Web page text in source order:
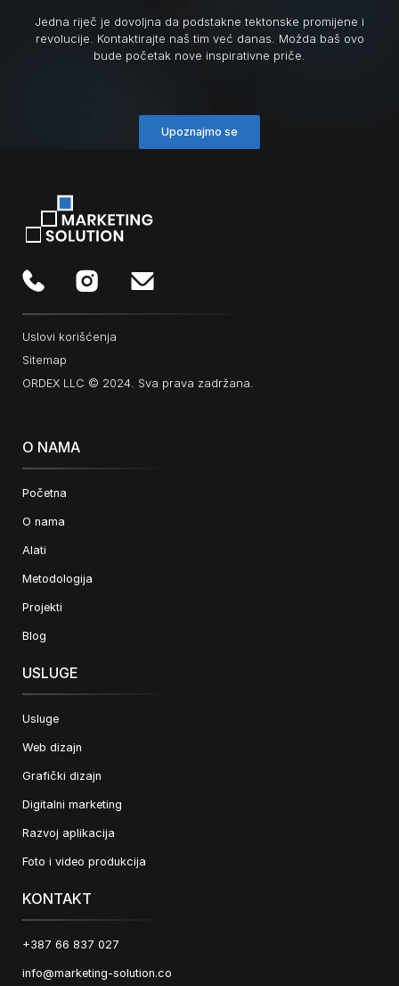
Jedna riječ je dovoljna da podstakne tektonske promijene i
revolucije. Kontaktirajte naš tim već danas. Možda baš ovo
bude početak nove inspirativne priče.
Upoznajmo se
Uslovi korišćenja
Sitemap
ORDEX LLC © 2024. Sva prava zadržana.
O NAMA
Početna
O nama
Alati
Metodologija
Projekti
Blog
USLUGE
Usluge
Web dizajn
Grafički dizajn
Digitalni marketing
Razvoj aplikacija
Foto i video produkcija
KONTAKT
+387 66 837 027
info@marketing-solution.co